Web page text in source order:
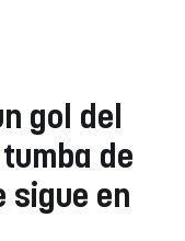
gol del
de
sigue en